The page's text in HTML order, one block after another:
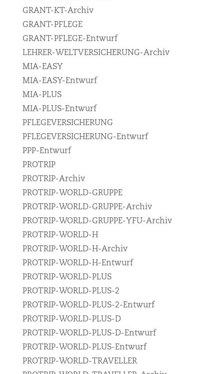
GRANT-KT-Archiv
GRANT-PFLEGE
GRANT-PFLEGE-Entwurf
LEHRER-WELTVERSICHERUNG-Archiv
MIA-EASY
MIA-EASY-Entwurf
MIA-PLUS
MIA-PLUS-Entwurf
PFLEGEVERSICHERUNG
PFLEGEVERSICHERUNG-Entwurf
PPP-Entwurf
PROTRIP
PROTRIP-Archiv
PROTRIP-WORLD-GRUPPE
PROTRIP-WORLD-GRUPPE-Archiv
PROTRIP-WORLD-GRUPPE-YFU-Archiv
PROTRIP-WORLD-H
PROTRIP-WORLD-H-Archiv
PROTRIP-WORLD-H-Entwurf
PROTRIP-WORLD-PLUS
PROTRIP-WORLD-PLUS-2
PROTRIP-WORLD-PLUS-2-Entwurf
PROTRIP-WORLD-PLUS-D
PROTRIP-WORLD-PLUS-D-Entwurf
PROTRIP-WORLD-PLUS-Entwurf
PROTRIP-WORLD-TRAVELLER